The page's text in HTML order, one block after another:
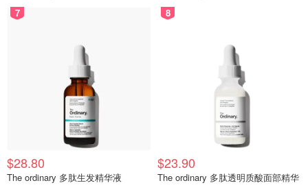
7
$28.80
The ordinary 多肽生发精华液
8
$23.90
The ordinary 多肽透明质酸面部精华